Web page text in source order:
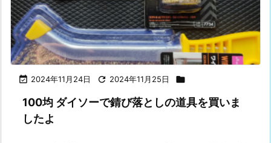
 2024年11月24日  2024年11月25日 
100均 ダイソーで錆び落としの道具を買いま
したよ